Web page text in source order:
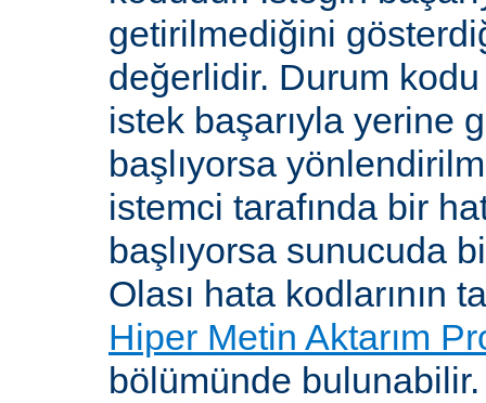
getirilmediğini
değerlidir. Durum
istek başarıyla yerine
başlıyorsa
istemci tarafında bir
başlıyorsa sunucuda
Olası hata kodlarının
Hiper Metin Aktarım
bölümünde bulunabilir.